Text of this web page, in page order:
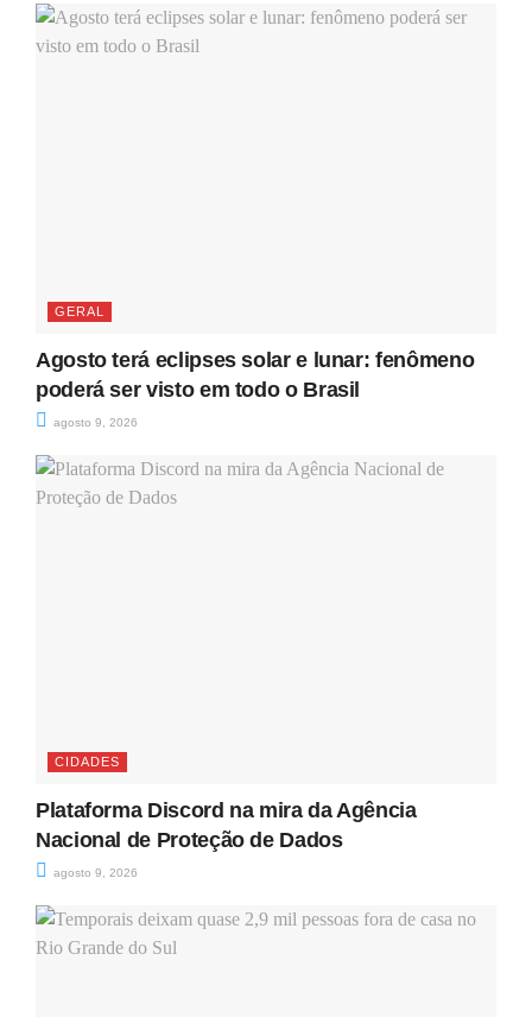
GERAL
Agosto terá eclipses solar e lunar: fenômeno
poderá ser visto em todo o Brasil
agosto 9, 2026
CIDADES
Plataforma Discord na mira da Agência
Nacional de Proteção de Dados
agosto 9, 2026